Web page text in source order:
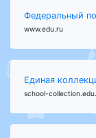
Федеральный
www.edu.ru
Единая
school-